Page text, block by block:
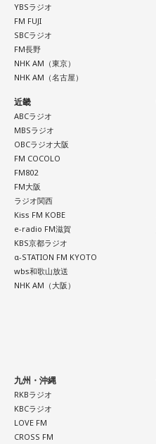
YBSラジオ
FM FUJI
SBCラジオ
FM長野
NHK AM（東京）
NHK AM（名古屋）
近畿
ABCラジオ
MBSラジオ
OBCラジオ大阪
FM COCOLO
FM802
FM大阪
ラジオ関西
Kiss FM KOBE
e-radio FM滋賀
KBS京都ラジオ
α-STATION FM KYOTO
wbs和歌山放送
NHK AM（大阪）
九州・沖縄
RKBラジオ
KBCラジオ
LOVE FM
CROSS FM